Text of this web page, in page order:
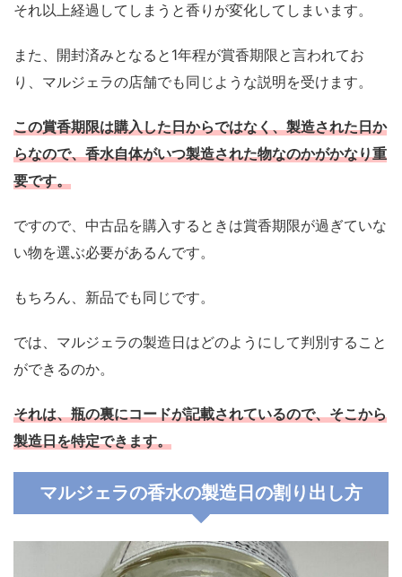
それ以上経過してしまうと香りが変化してしまいます。
また、開封済みとなると1年程が賞香期限と言われてお
り、マルジェラの店舗でも同じような説明を受けます。
この賞香期限は購入した日からではなく、製造された日か
らなので、香水自体がいつ製造された物なのかがかなり重
要です。
ですので、中古品を購入するときは賞香期限が過ぎていな
い物を選ぶ必要があるんです。
もちろん、新品でも同じです。
では、マルジェラの製造日はどのようにして判別すること
ができるのか。
それは、瓶の裏にコードが記載されているので、そこから
製造日を特定できます。
マルジェラの香水の製造日の割り出し方